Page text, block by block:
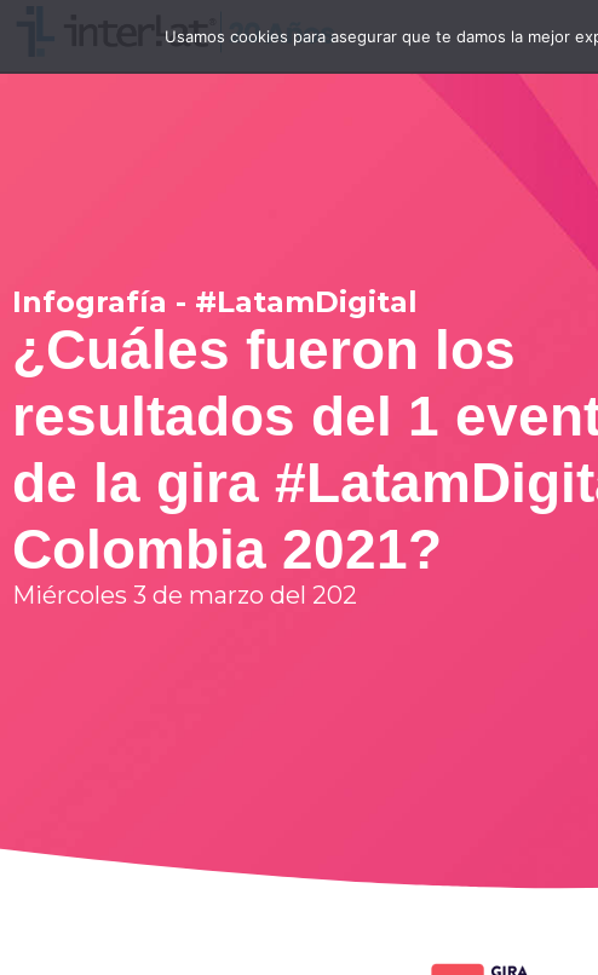
Infografía - #LatamDigital
¿Cuáles fueron los
resultados del 1
de la gira
Colombia 2021?
Miércoles 3 de marzo del 202
Usamos cookies para asegurar que te damos la mejor